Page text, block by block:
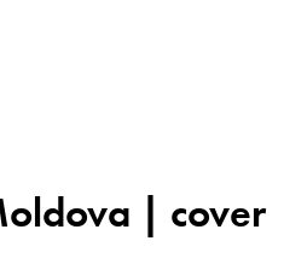
| cover